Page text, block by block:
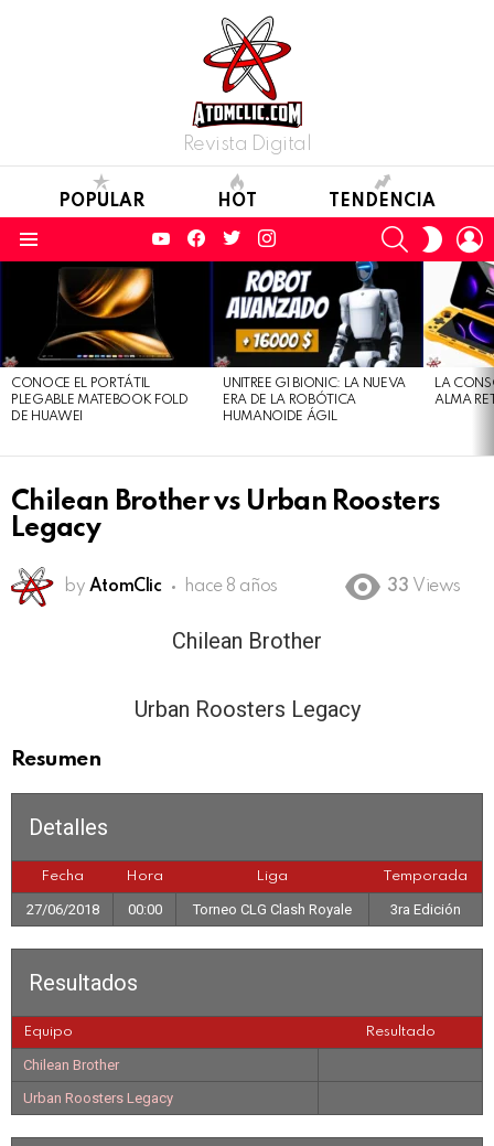
Revista Digital
POPULAR HOT TENDENCIA
YouTubeFacebook
TwitterInstagram SEARCH
SKIN
STORIES
CONOCE EL PORTÁTIL
PLEGABLE MATEBOOK FOLD
DE HUAWEI
UNITREE G1 BIONIC: LA NUEVA
ERA DE LA ROBÓTICA
HUMANOIDE ÁGIL
LA
ALMA
Chilean Brother vs Urban Roosters
Legacy
by AtomClic hace 8 años 33 Views
Chilean Brother
Urban Roosters Legacy
Resumen
Detalles
Fecha Hora Liga Temporada
27/06/2018 00:00 Torneo CLG Clash Royale 3ra Edición
Resultados
Equipo Resultado
Chilean Brother
Urban Roosters Legacy